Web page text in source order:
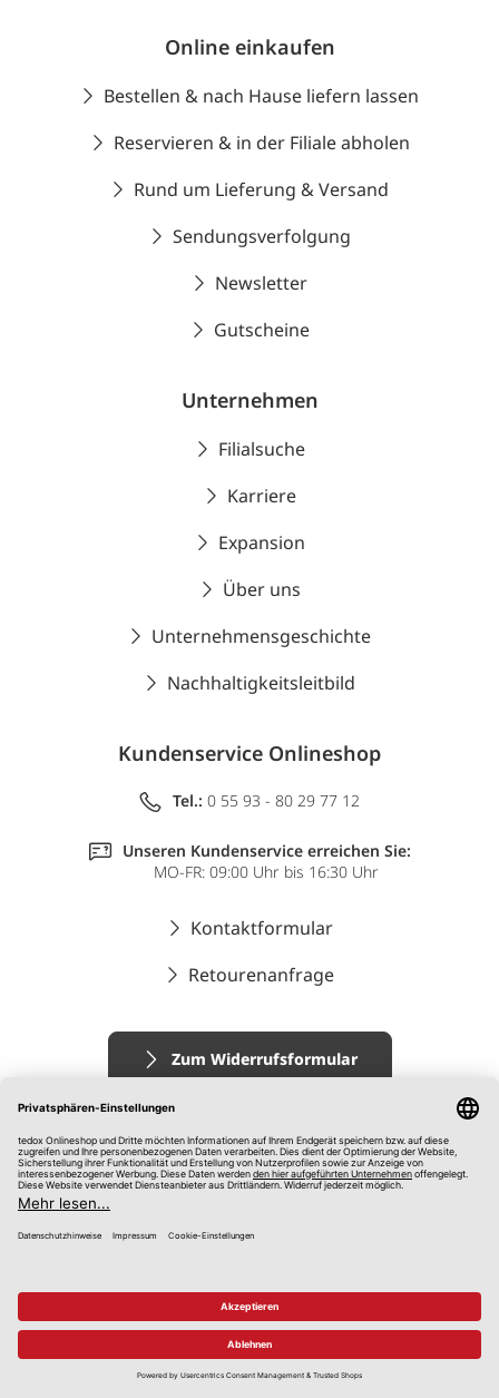
Online einkaufen
Bestellen & nach Hause liefern lassen
Reservieren & in der Filiale abholen
Rund um Lieferung & Versand
Sendungsverfolgung
Newsletter
Gutscheine
Unternehmen
Filialsuche
Karriere
Expansion
Über uns
Unternehmensgeschichte
Nachhaltigkeitsleitbild
Kundenservice Onlineshop
Tel.: 0 55 93 - 80 29 77 12
Unseren Kundenservice erreichen Sie:
MO-FR: 09:00 Uhr bis 16:30 Uhr
Kontaktformular
Retourenanfrage
Zum Widerrufsformular
© 2026 tedox KG
Impressum
AGB
Datenschutz
Hinweisgebersystem